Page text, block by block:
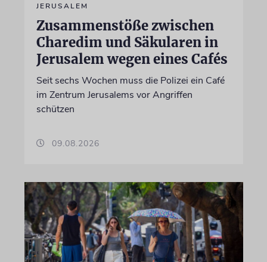
JERUSALEM
Zusammenstöße zwischen
Charedim und Säkularen in
Jerusalem wegen eines Cafés
Seit sechs Wochen muss die Polizei ein Café
im Zentrum Jerusalems vor Angriffen
schützen
09.08.2026